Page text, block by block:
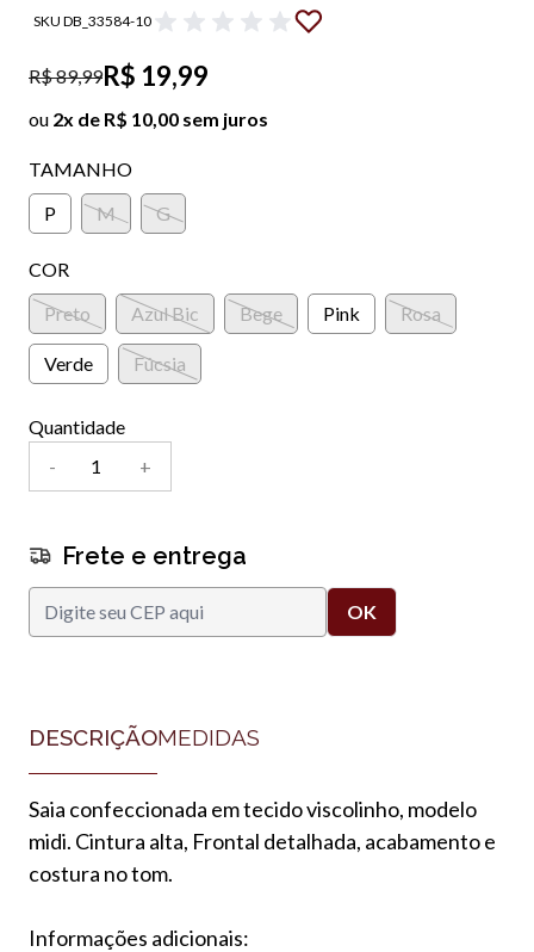
SKU DB_33584-10
R$ 89,99R$ 19,99
ou 2x de R$ 10,00 sem juros
TAMANHO
P
M G
COR
Preto
Azul Bic Bege Pink Rosa
Verde Fúcsia
Quantidade
-
+
Frete e entrega
DESCRIÇÃOMEDIDAS
Saia confeccionada em tecido viscolinho, modelo
midi. Cintura alta, Frontal detalhada, acabamento e
costura no tom.
Informações adicionais: